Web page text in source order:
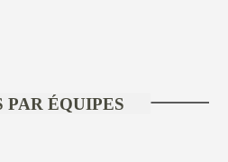
PAR ÉQUIPES